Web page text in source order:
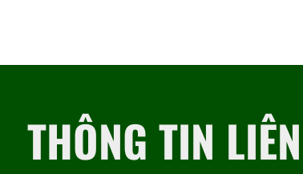
THÔNG TIN